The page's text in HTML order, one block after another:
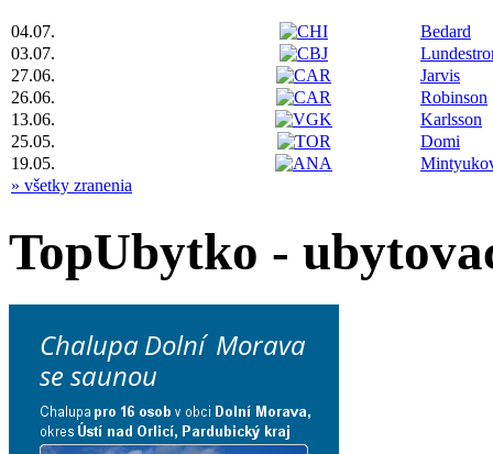
04.07.
Bedard
03.07.
27.06.
Jarvis
26.06.
Robinson
13.06.
Karlsson
25.05.
Domi
19.05.
» všetky zranenia
TopUbytko -